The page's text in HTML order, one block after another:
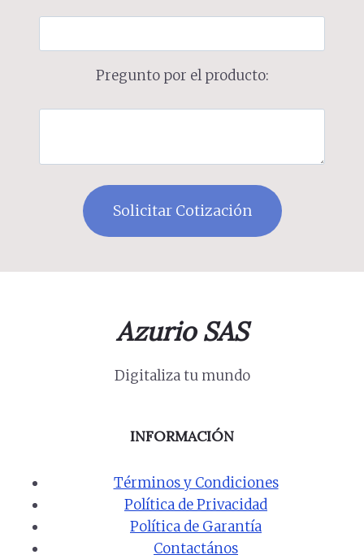
Pregunto por el producto:
Azurio SAS
Digitaliza tu mundo
INFORMACIÓN
Términos y Condiciones
Política de Privacidad
Política de Garantía
Contactános